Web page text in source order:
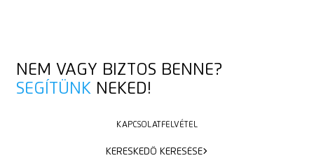
NEM VAGY BIZTOS BENNE?
SEGÍTÜNK NEKED!
KAPCSOLATFELVÉTEL
KERESKEDŐ KERESÉSE